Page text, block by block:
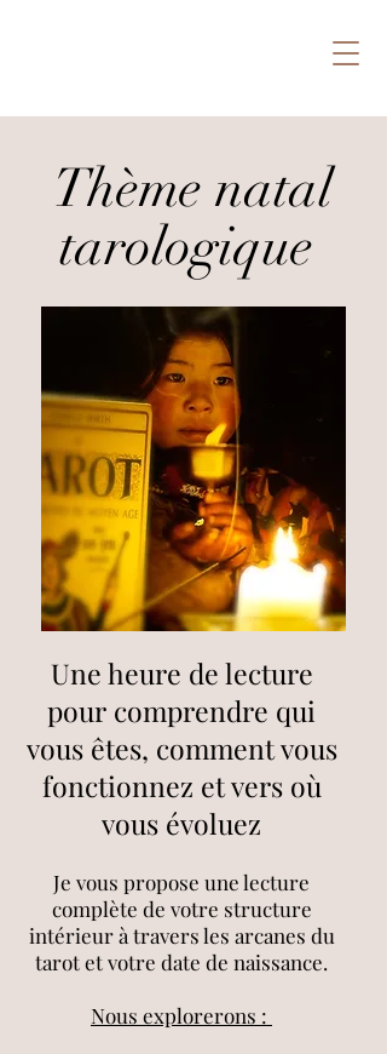
Thème natal
tarologique
Une heure de lecture
pour comprendre qui
vous êtes, comment vous
fonctionnez et vers où
vous évoluez
Je vous propose une lecture
complète de votre structure
intérieur à travers les arcanes du
tarot et votre date de naissance.
Nous explorerons :